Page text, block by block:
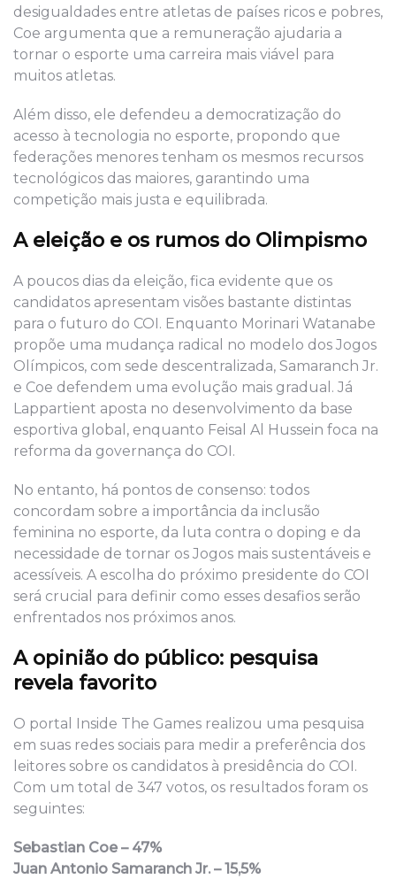
desigualdades entre atletas de países ricos e pobres,
Coe argumenta que a remuneração ajudaria a
tornar o esporte uma carreira mais viável para
muitos atletas.
Além disso, ele defendeu a democratização do
acesso à tecnologia no esporte, propondo que
federações menores tenham os mesmos recursos
tecnológicos das maiores, garantindo uma
competição mais justa e equilibrada.
A eleição e os rumos do Olimpismo
A poucos dias da eleição, fica evidente que os
candidatos apresentam visões bastante distintas
para o futuro do COI. Enquanto Morinari Watanabe
propõe uma mudança radical no modelo dos Jogos
Olímpicos, com sede descentralizada, Samaranch Jr.
e Coe defendem uma evolução mais gradual. Já
Lappartient aposta no desenvolvimento da base
esportiva global, enquanto Feisal Al Hussein foca na
reforma da governança do COI.
No entanto, há pontos de consenso: todos
concordam sobre a importância da inclusão
feminina no esporte, da luta contra o doping e da
necessidade de tornar os Jogos mais sustentáveis e
acessíveis. A escolha do próximo presidente do COI
será crucial para definir como esses desafios serão
enfrentados nos próximos anos.
A opinião do público: pesquisa
revela favorito
O portal Inside The Games realizou uma pesquisa
em suas redes sociais para medir a preferência dos
leitores sobre os candidatos à presidência do COI.
Com um total de 347 votos, os resultados foram os
seguintes:
Sebastian Coe – 47%
Juan Antonio Samaranch Jr. – 15,5%